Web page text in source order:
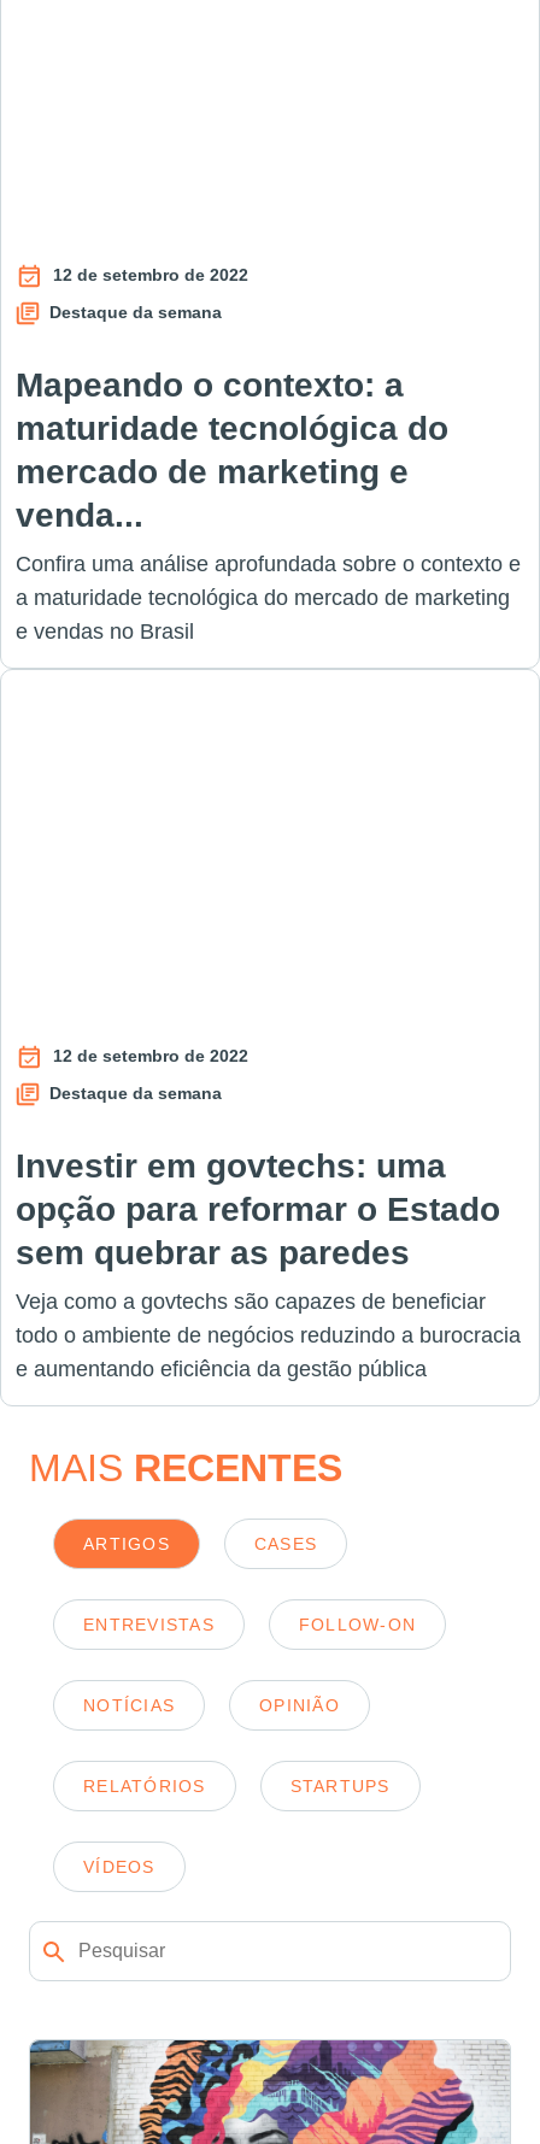
12 de setembro de 2022
Destaque da semana
Mapeando o contexto: a
maturidade tecnológica do
mercado de marketing e
venda...
Confira uma análise aprofundada sobre o contexto e
a maturidade tecnológica do mercado de marketing
e vendas no Brasil
12 de setembro de 2022
Destaque da semana
Investir em govtechs: uma
opção para reformar o Estado
sem quebrar as paredes
Veja como a govtechs são capazes de beneficiar
todo o ambiente de negócios reduzindo a burocracia
e aumentando eficiência da gestão pública
MAIS RECENTES
ARTIGOS CASES
ENTREVISTAS FOLLOW-ON
NOTÍCIAS OPINIÃO
RELATÓRIOS STARTUPS
VÍDEOS